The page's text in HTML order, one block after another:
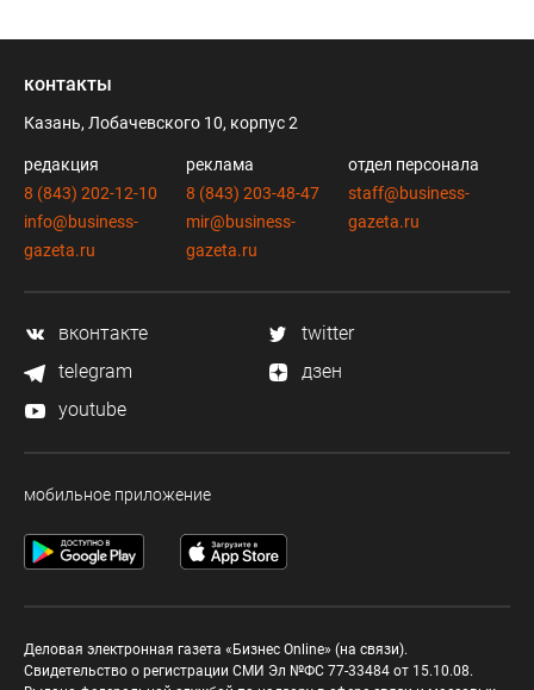
контакты
Казань, Лобачевского 10, корпус 2
редакция
8 (843) 202-12-10
info@business-
gazeta.ru
реклама
8 (843) 203-48-47
mir@business-
gazeta.ru
отдел персонала
staff@business-
gazeta.ru
вконтакте
twitter
telegram
дзен
youtube
мобильное приложение
Деловая электронная газета «Бизнес Online» (на связи).
Свидетельство о регистрации СМИ Эл №ФС 77-33484 от 15.10.08.